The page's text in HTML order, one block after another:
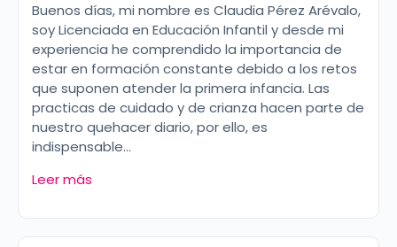
Buenos días, mi nombre es Claudia Pérez Arévalo,
soy Licenciada en Educación Infantil y desde mi
experiencia he comprendido la importancia de
estar en formación constante debido a los retos
que suponen atender la primera infancia. Las
practicas de cuidado y de crianza hacen parte de
nuestro quehacer diario, por ello, es
indispensable…
Leer más